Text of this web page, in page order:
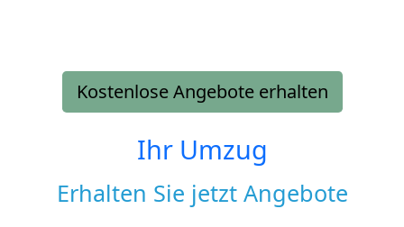
Kostenlose Angebote erhalten
Ihr Umzug
Erhalten Sie jetzt Angebote